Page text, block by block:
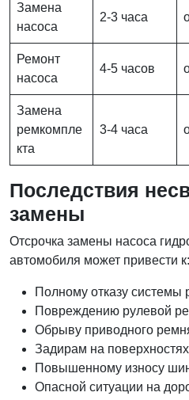
Замена
насоса
2-3 часа
Ремонт
насоса
4-5 часов
Замена
ремкомпле
кта
3-4 часа
Последствия
замены
Отсрочка замены насоса
автомобиля может привести к:
Полному отказу системы
Повреждению рулевой
Обрыву приводного
Задирам на
Повышенному износу
Опасной ситуации на